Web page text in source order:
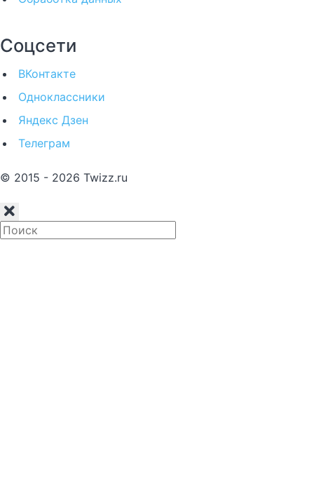
Соцсети
ВКонтакте
Одноклассники
Яндекс Дзен
Телеграм
© 2015 - 2026 Twizz.ru